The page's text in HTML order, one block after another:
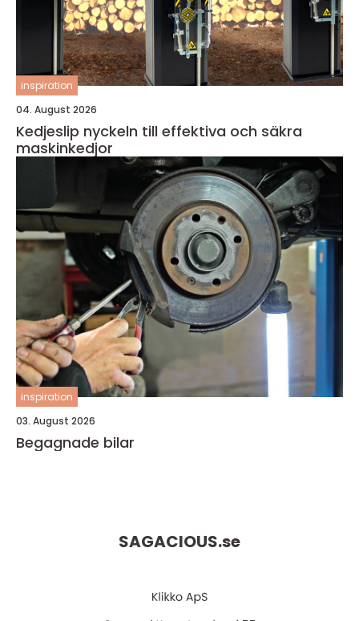
inspiration
04. August 2026
Kedjeslip nyckeln till effektiva och säkra
maskinkedjor
inspiration
03. August 2026
Begagnade bilar
SAGACIOUS.se